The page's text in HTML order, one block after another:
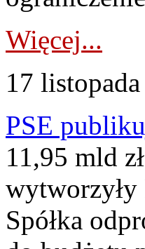
Więcej...
17
PSE
11,95 mld
wytworzyły
Spółka